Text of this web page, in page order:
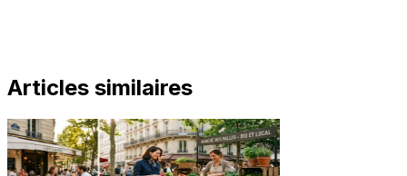
Articles similaires